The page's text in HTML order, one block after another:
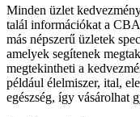
Minden üzlet
talál információkat a
más népszerű üzletek
amelyek segítenek
megtekintheti a
például élelmiszer, ital,
egészség, így vásárolhat